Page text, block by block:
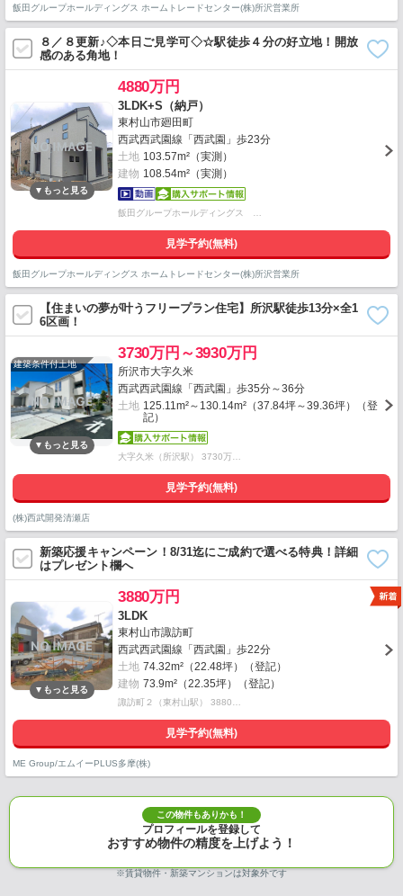
飯田グループホールディングス ホームトレードセンター(株)所沢営業所
８／８更新♪◇本日ご見学可◇☆駅徒歩４分の好立地！開放
感のある角地！
4880万円
3LDK+S（納戸）
東村山市廻田町
西武西武園線「西武園」歩23分
土地 103.57m²（実測）
建物 108.54m²（実測）
飯田グループホールディングス …
見学予約(無料)
飯田グループホールディングス ホームトレードセンター(株)所沢営業所
【住まいの夢が叶うフリープラン住宅】所沢駅徒歩13分×全1
6区画！
建築条件付土地
3730万円～3930万円
所沢市大字久米
西武西武園線「西武園」歩35分～36分
土地 125.11m²～130.14m²（37.84坪～39.36坪）（登
記）
大字久米（所沢駅） 3730万…
見学予約(無料)
(株)西武開発清瀬店
新築応援キャンペーン！8/31迄にご成約で選べる特典！詳細
はプレゼント欄へ
3880万円
3LDK
東村山市諏訪町
西武西武園線「西武園」歩22分
土地 74.32m²（22.48坪）（登記）
建物 73.9m²（22.35坪）（登記）
諏訪町２（東村山駅） 3880…
見学予約(無料)
ME Group/エムイーPLUS多摩(株)
この物件もありかも！
プロフィールを登録して
おすすめ物件の精度を上げよう！
※賃貸物件・新築マンションは対象外です